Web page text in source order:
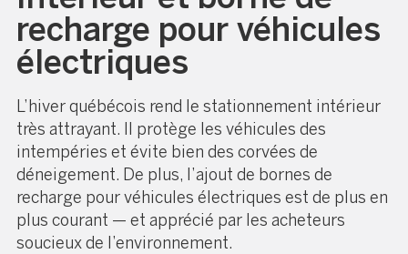
recharge pour véhicules
électriques
L’hiver québécois rend le stationnement intérieur
très attrayant. Il protège les véhicules des
intempéries et évite bien des corvées de
déneigement. De plus, l’ajout de bornes de
recharge pour véhicules électriques est de plus en
plus courant — et apprécié par les acheteurs
soucieux de l’environnement.